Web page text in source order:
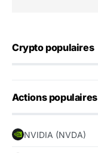
Crypto populaires
Actions populaires
NVIDIA (NVDA)